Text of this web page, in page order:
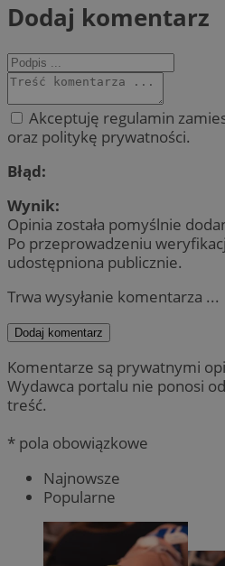
Dodaj komentarz
Akceptuję regulamin
oraz politykę prywatności.
Błąd:
Wynik:
Opinia została pomyślnie
Po przeprowadzeniu
udostępniona publicznie.
Trwa wysyłanie komentarza ...
Dodaj komentarz
Komentarze są prywatnymi
Wydawca portalu nie ponosi
treść.
* pola obowiązkowe
Najnowsze
Popularne